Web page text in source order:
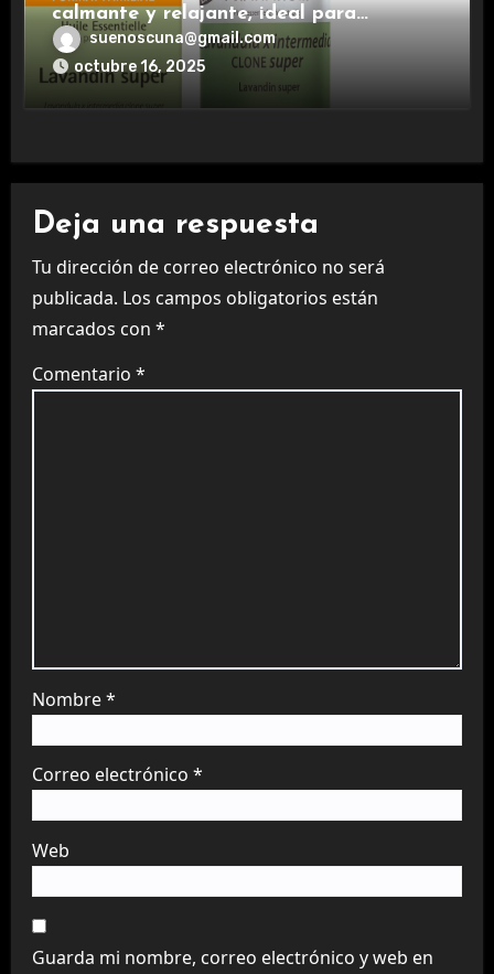
calmante y relajante, ideal para
aromaterapia.
suenoscuna@gmail.com
octubre 16, 2025
Deja una respuesta
Tu dirección de correo electrónico no será
publicada. Los campos obligatorios están
marcados con *
Comentario *
Nombre*
Correo electrónico *
Web
Guarda mi nombre, correo electrónico y web en